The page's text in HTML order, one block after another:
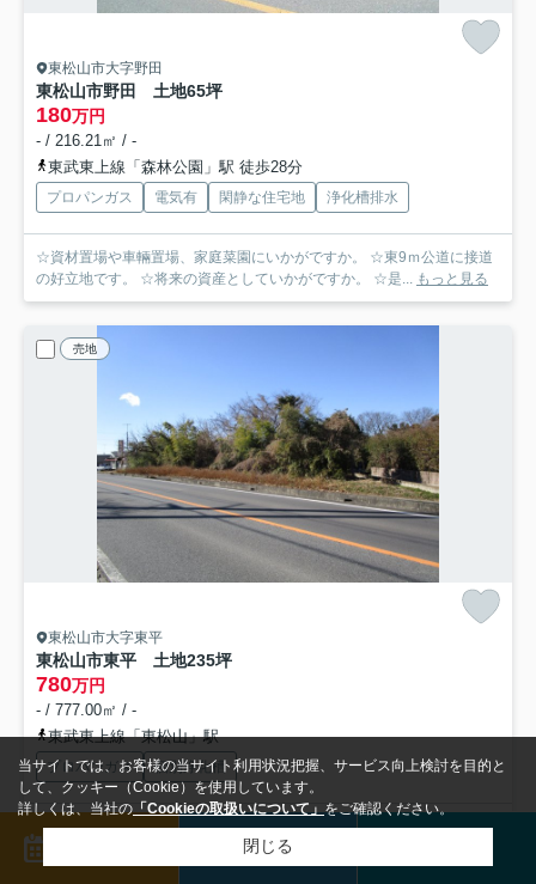
東松山市大字野田
東松山市野田 土地65坪
180万円
- / 216.21㎡ / -
東武東上線「森林公園」駅 徒歩28分
プロパンガス 電気有 閑静な住宅地 浄化槽排水
☆資材置場や車輛置場、家庭菜園にいかがですか。 ☆東9ｍ公道に接道
の好立地です。 ☆将来の資産としていかがですか。 ☆是...
もっと見る
売地
東松山市大字東平
東松山市東平 土地235坪
780万円
- / 777.00㎡ / -
東武東上線「東松山」駅
プロパンガス 個別浄化槽
この度は、数ある物件の中から弊社の物件にご関心をお寄せいただき、
メール
当サイトでは、お客様の当サイト利用状況把握、サービス向上検討を目的と
して、クッキー（Cookie）を使用しています。
詳しくは、当社の「Cookieの取扱いについて」をご確認ください。
閉じる